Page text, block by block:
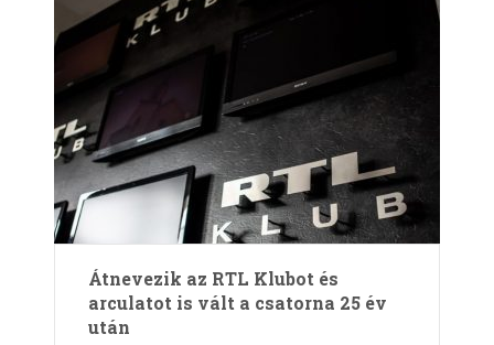
Átnevezik az RTL Klubot és
arculatot is vált a csatorna 25 év
után